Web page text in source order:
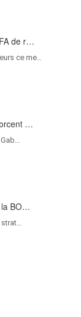
de r…
ce me…
…
la BO…